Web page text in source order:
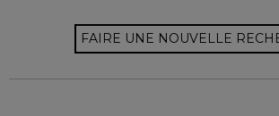
FAIRE UNE NOUVELLE